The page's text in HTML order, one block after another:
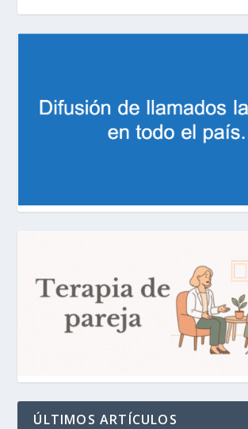
ÚLTIMOS ARTÍCULOS